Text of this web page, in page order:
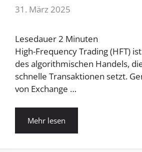
31. März 2025
Lesedauer 2 Minuten
High-Frequency Trading (HFT)
des algorithmischen Handels,
schnelle Transaktionen setzt.
von Exchange …
Mehr lesen